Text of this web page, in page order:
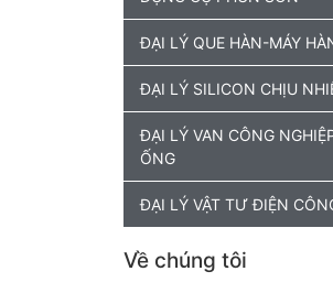
ĐẠI LÝ QUE HÀN-MÁY
ĐẠI LÝ SILICON CHỊU
ĐẠI LÝ VAN CÔNG
ỐNG
ĐẠI LÝ VẬT TƯ ĐIỆN
Về chúng tôi